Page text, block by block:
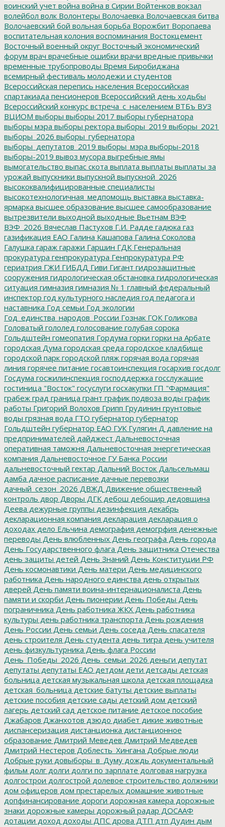
воинский учет война война в Сирии Войтенков вокзал
волейбол волк Волонтеры Волочаевка Волочаевская битва
Волочаевский бой вольная борьба Ворожбит Воропаева
воспитательная колония воспоминания Востокцемент
Восточный военный округ Восточный экономический
форум врач врачебные ошибки врачи вредные привычки
временные трубопроводы Время Биробиджана
всемирный фестиваль молодежи и студентов
Всероссийская перепись населения Всероссийская
спартакиада пенсионеров Всероссийский день ходьбы
Всероссийский конкурс встреча_с_населением ВТБъ ВУЗ
ВЦИОМ выборы выборы 2017 выборы губернатора
выборы мэра выборы ректора выборы_2019 выборы_2021
выборы_2026 выборы_губернатора
выборы_депутатов_2019 выборы_мэра выборы-2018
выборы-2019 вывоз мусора выгребные ямы
вымогательство выпас скота выплата выплаты выплаты за
урожай выпускники выпускной выпускной_2026
высококвалифицированные специалисты
высокотехнологичная_медпомощь выставка выставка-
ярмарка высшее образование высшее самообразование
вытрезвители выходной выходные Вьетнам ВЭФ
ВЭФ_2026 Вячеслав Пастухов Г.И. Радде гадюка газ
газификация ЕАО Галина Кашапова Галина Соколова
Галушка гараж гаражи Гаршин ГДК Генеральная
прокуратура генпрокуратура Генпрокуратура РФ
гериатрия ГЖИ ГИБДД Гиви Гигант гидрозащитные
сооружения гидрологическая обстановка гидрологическая
ситуация гимназия гимназия № 1 главный федеральный
инспектор год культурного наследия год педагога и
наставника Год семьи Год экологии
Год_единства_народов_России Гознак ГОК Голикова
Головатый гололед голосование голубая сорока
Гольдштейн гомеопатия Гордума горки горки на Арбате
городская Дума городская среда городское кладбище
городской парк городской пляж горячая вода горячая
линия горячее питание госавтоинспекция госархив госдолг
Госдума госжилинспекция господдержка госслужащие
гостиница "Восток" госуслуги госхакупки ГП "Фармация"
грабеж град граница грант график подвоза воды график
работы Григорий Волохов Грипп Грудинин грунтовые
воды грязная вода ГТО губернатор губернатор
Гольдштейн губернатор ЕАО ГУК Гулягин Д давление на
предпринимателей дайджест Дальневосточная
оперативная таможня Дальневосточная энергетическая
компания Дальневосточное ГУ Банка России
дальневосточный гектар Дальний Восток Дальсельмаш
дамба дачное расписание дачные перевозки
дачный_сезон_2026 ДВЖД Движение общественный
контроль двор Дворы ДГК дебош дебошир дедовщина
Деева дежурные группы дезинфекция декабрь
декларационная компания декларация декларация о
доходах дело Ельчина демография демогрфия денежные
переводы День влюбленных День географа День города
День Государственного флага День защитника Отечества
день защиты детей День Знаний День Конституции РФ
День космонавтики День матери День медицинского
работника День народного единства день открытых
дверей День памяти воина-интернационалиста День
памяти и скорби День пионерии День Победы День
пограничника День работника ЖКХ День работника
культуры день работника транспорта День рождения
День России День семьи День соседа День спасателя
день строителя День студента день тигра день учителя
день физкультурника День флага России
День_Победы_2026 День_семьи_2026 деньги депутат
депутаты депутаты ЕАО детдом дети детсады детская
больница детская музыкальная школа детская площадка
детская_больница детские батуты детские выплаты
детские пособия детские сады детский дом детский
лагерь детский сад детское питание детское пособие
Джабаров Джанхотов дзюдо диабет дикие животные
диспансеризация дистанционка дистанционное
образование Дмитрий Меведев Дмитрий Медведев
Дмитрий Нестеров Доблесть_Хингана Добрые люди
Добрые руки довыборы_в_Думу дождь документальный
фильм долг долги долги по зарплате долговая нагрузка
долгострои долгострой долевое строительство должники
дом офицеров дом престарелых домашние животные
допфинансирование дороги дорожная камера дорожные
знаки дорожные камеры дорожный радар ДОСААФ
дотации доход доходы ДПС дрова ДТП дтп Дудин дым